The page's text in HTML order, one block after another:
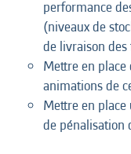
performance
(niveaux de
de livraison
Mettre en
animations de
Mettre en
de pénalisation